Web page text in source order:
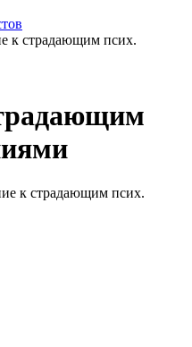
к страдающим псих.
к страдающим псих.